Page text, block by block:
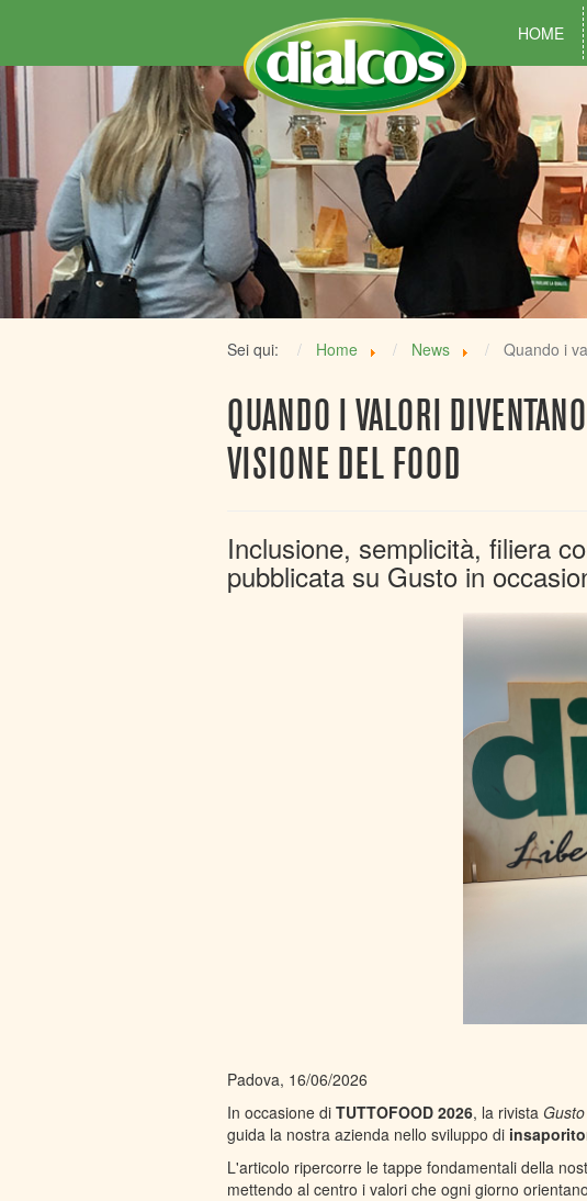
HOME
Sei qui: Home News Quando i
QUANDO I VALORI
VISIONE DEL FOOD
Inclusione, semplicità, filiera
pubblicata su Gusto in
Padova, 16/06/2026
In occasione di TUTTOFOOD 2026, la rivista Gusto
guida la nostra azienda nello sviluppo di
L'articolo ripercorre le tappe fondamentali della
mettendo al centro i valori che ogni giorno